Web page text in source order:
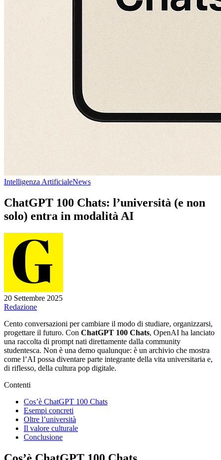
Intelligenza ArtificialeNews
ChatGPT 100 Chats: l’università (e non
solo) entra in modalità AI
20 Settembre 2025
Redazione
Cento conversazioni per cambiare il modo di studiare, organizzarsi,
progettare il futuro. Con ChatGPT 100 Chats, OpenAI ha lanciato
una raccolta di prompt nati direttamente dalla community
studentesca. Non è una demo qualunque: è un archivio che mostra
come l’AI possa diventare parte integrante della vita universitaria e,
di riflesso, della cultura pop digitale.
Contenti
Cos’è ChatGPT 100 Chats
Esempi concreti
Oltre l’università
Il valore culturale
Conclusione